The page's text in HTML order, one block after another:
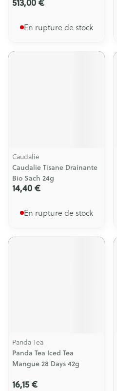
En rupture de stock
Caudalie
Caudalie Tisane Drainante
Bio Sach 24g
14,40 €
En rupture de stock
Panda Tea
Panda Tea Iced Tea
Mangue 28 Days 42g
16,15 €